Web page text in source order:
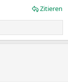
Attentate wie
ließen. Klare
zum jetzigen
Zitieren